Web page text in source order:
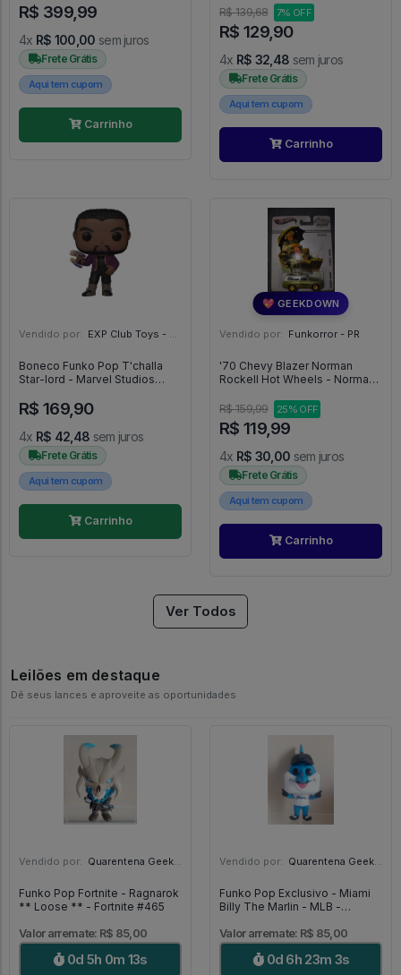
R$ 399,99
4x R$ 100,00 sem juros
Frete Grátis
Aqui tem cupom
Carrinho
R$ 139,68 7% OFF
R$ 129,90
4x R$ 32,48 sem juros
Frete Grátis
Aqui tem cupom
Carrinho
Vendido por: EXP Club Toys - SP
Boneco Funko Pop T'challa
Star-lord - Marvel Studios
R$ 169,90
4x R$ 42,48 sem juros
Frete Grátis
Aqui tem cupom
Carrinho
💖 GEEKDOWN
Vendido por: Funkorror - PR
'70 Chevy Blazer Norman
Rockell Hot Wheels - Norman
R$ 159,99
25% OFF
R$ 119,99
4x R$ 30,00 sem juros
Frete Grátis
Aqui tem cupom
Carrinho
Ver Todos
Leilões em destaque
Dê seus lances e aproveite as oportunidades
Vendido por: Quarentena Geek Store - SP
Funko Pop Fortnite - Ragnarok
** Loose ** - Fortnite #465
Valor arremate: R$ 85,00
0d 5h 0m 11s
Vendido por: Quarentena Geek Store - SP
Funko Pop Exclusivo - Miami
Billy The Marlin - MLB -
Valor arremate: R$ 85,00
0d 6h 23m 1s